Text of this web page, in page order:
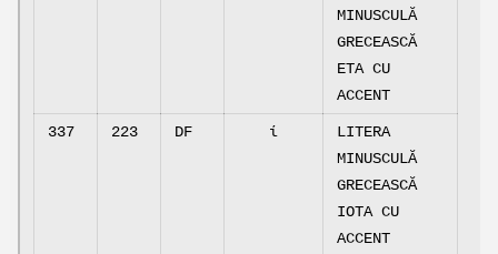
MINUSCULĂ
GRECEASCĂ
ETA CU
ACCENT
337 223 DF ί
LITERA
MINUSCULĂ
GRECEASCĂ
IOTA CU
ACCENT